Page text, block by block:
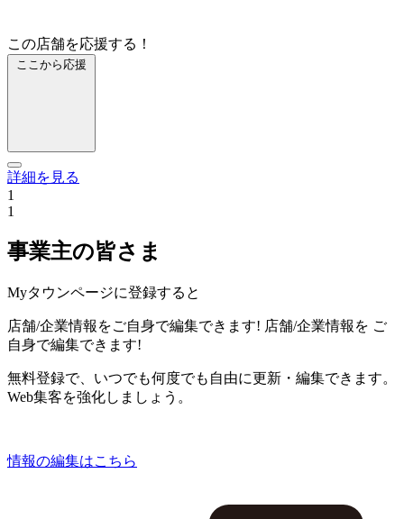
この店舗を応援する！
ここから応援
詳細を見る
1
1
事業主の皆さま
Myタウンページに登録すると
店舗/企業情報をご自身で編集できます! 店舗/企業情報を ご
自身で編集できます!
無料登録で、いつでも何度でも自由に更新・編集できます。
Web集客を強化しましょう。
情報の編集はこちら